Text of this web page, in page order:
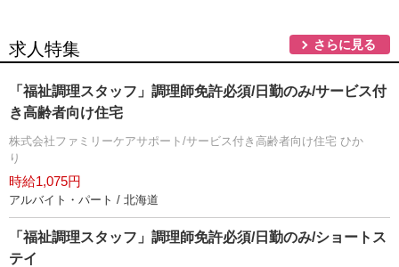
求人特集 さらに見る
「福祉調理スタッフ」調理師免許必須/日勤のみ/サービス付
き高齢者向け住宅
株式会社ファミリーケアサポート/サービス付き高齢者向け住宅 ひか
り
時給1,075円
アルバイト・パート / 北海道
「福祉調理スタッフ」調理師免許必須/日勤のみ/ショートス
テイ